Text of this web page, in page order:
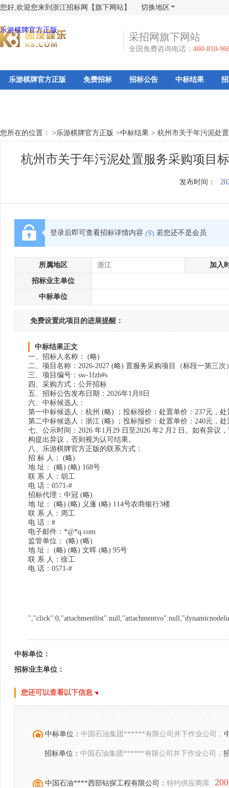
您好,欢迎您来到浙江招标网【旗下网站】 切换地区
乐游棋牌官方正版
采招网旗下网站
全国免费咨询电话： 400-810-
乐游棋牌官方正版 免费招标 招标公告 中标结果
您所在的位置： >乐游棋牌官方正版 >中标结果 > 杭州市关于年污泥处
杭州市关于年污泥处置服务采购项目
发布时间：
登录后即可查看招标详情内容 若您还不是会员
所属地区 浙江 加入
招标业主单位
中标单位
免费设置此项目的进展提醒：
中标结果正文
一、招标人名称： (略)
二、项目名称：2026-2027 (略) 置服务采购项目（标段一第三次
三、项目编号：sw-1fzb#s
四、采购方式：公开招标
五、招标公告发布日期：2026年1月8日
六、中标候选人：
第一中标候选人：杭州 (略) ；投标报价：处置单价：237元，处
第二中标候选人：浙江 (略) ；投标报价：处置单价：240元，处
七、公示时间：2026 年1月29 日至2026 年2 月2 日。如有异
构提出异议，否则视为认可结果。
八、乐游棋牌官方正版的联系方式：
招 标 人： (略)
地 址： (略) (略) 168号
联 系 人：胡工
电 话：0571-#
招标代理：中冠 (略)
地 址： (略) (略) 义蓬 (略) 114号农商银行3楼
联 系 人：周工
电 话：#
电子邮件：*@*q.com
监管单位： (略) (略)
地 址： (略) (略) 文晖 (略) 95号
联 系 人：徐工
电 话：0571-#
中标单位：
招标业主单位：
您还可以查看以下信息
中标单位： 中国石油集团******有限公司井下作业公司，
招标单位： 中国石油集团******有限公司井下作业公司，
中国石油****西部钻探工程有限公司： 特约供应商库 200